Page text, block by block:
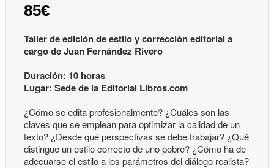
85€
Taller de edición de estilo y corrección editorial a
cargo de Juan Fernández Rivero
Duración: 10 horas
Lugar: Sede de la Editorial Libros.com
¿Cómo se edita profesionalmente? ¿Cuáles son las
claves que se emplean para optimizar la calidad de un
texto? ¿Desde qué perspectivas se debe trabajar? ¿Qué
distingue un estilo correcto de uno pobre? ¿Cómo ha de
adecuarse el estilo a los parámetros del diálogo realista?